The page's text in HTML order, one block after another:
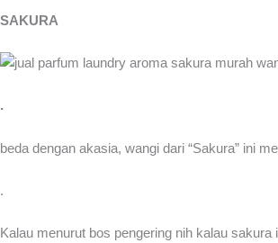
SAKURA
.
beda dengan akasia, wangi dari “Sakura” ini
.
Kalau menurut bos pengering nih kalau